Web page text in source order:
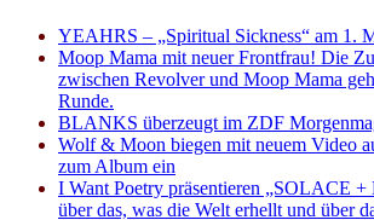
YEAHRS – „Spiritual Sickness“ am 1.
Moop Mama mit neuer Frontfrau! Die
zwischen Revolver und Moop Mama
Runde.
BLANKS überzeugt im ZDF
Wolf & Moon biegen mit neuem Video
zum Album ein
I Want Poetry präsentieren „SOLACE
über das, was die Welt erhellt und über